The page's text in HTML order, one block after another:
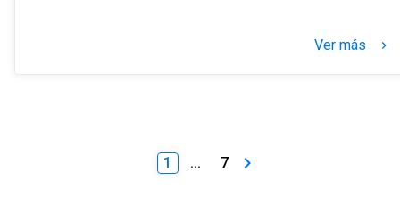
Ver más keyboard_arrow_right
1 ... 7 keyboard_arrow_right